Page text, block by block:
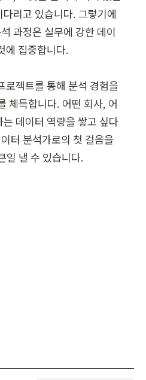
리고 있습니다. 그렇기에
과정은 실무에 강한 데이
에 집중합니다.
로젝트를 통해 분석 경험을
체득합니다. 어떤 회사, 어
데이터 역량을 쌓고 싶다
터 분석가로의 첫 걸음을
일 낼 수 있습니다.